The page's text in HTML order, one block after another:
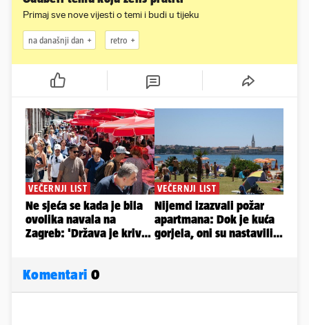
Primaj sve nove vijesti o temi i budi u tijeku
na današnji dan retro
Komentari 0